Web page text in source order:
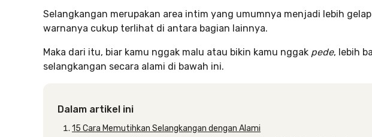
Selangkangan merupakan area intim yang umumnya menjadi lebih
warnanya cukup terlihat di antara bagian lainnya.
Maka dari itu, biar kamu nggak malu atau bikin kamu nggak pede, lebih
selangkangan secara alami di bawah ini.
Dalam artikel ini
15 Cara Memutihkan Selangkangan dengan Alami